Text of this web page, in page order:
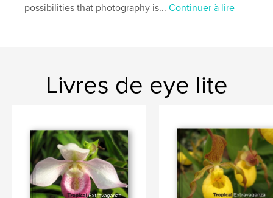
possibilities that photography is...Continuer à lire
Livres de eye lite